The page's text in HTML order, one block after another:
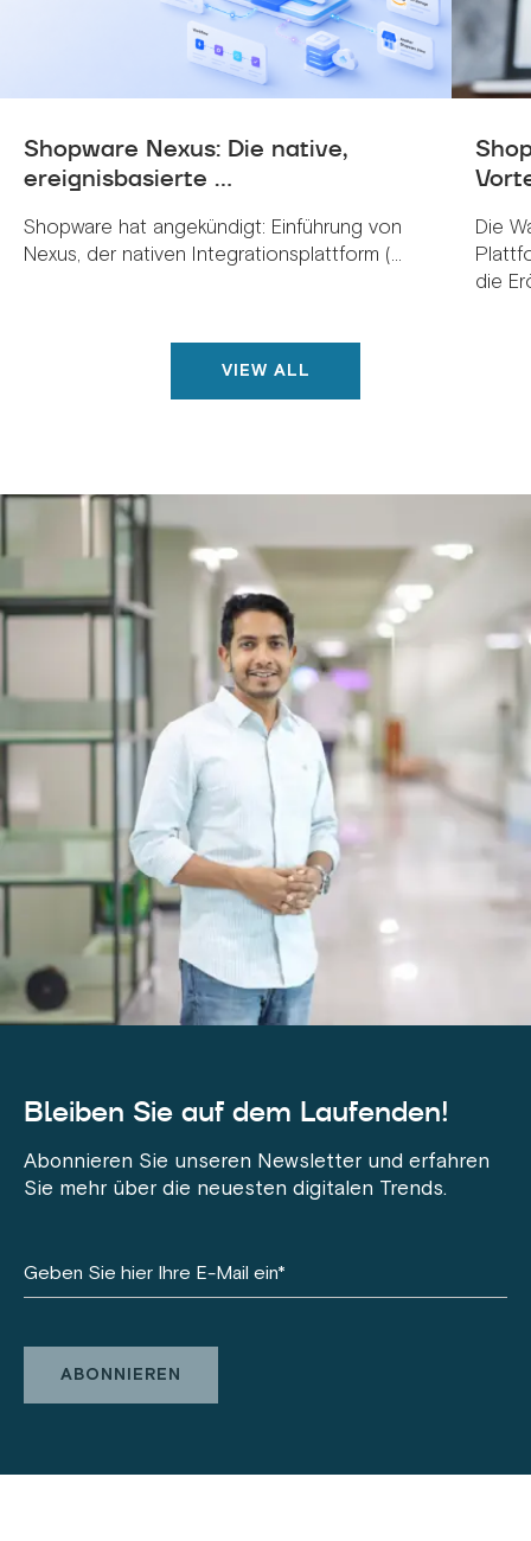
Shopware Nexus: Die native,
ereignisbasierte ...
Shopware hat angekündigt: Einführung von
Nexus, der nativen Integrationsplattform (...
Die
die
VIEW ALL
Bleiben Sie auf dem Laufenden!
Abonnieren Sie unseren Newsletter und erfahren
Sie mehr über die neuesten digitalen Trends.